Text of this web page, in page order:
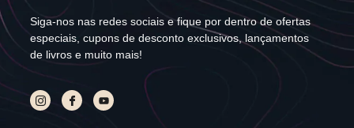
Siga-nos nas redes sociais e fique por dentro de ofertas
especiais, cupons de desconto exclusivos, lançamentos
de livros e muito mais!